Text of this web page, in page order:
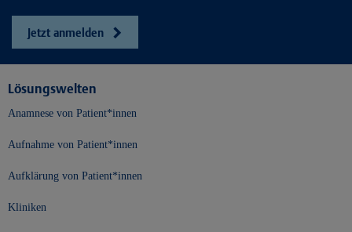
Jetzt anmelden
Lösungswelten
Anamnese von Patient*innen
Aufnahme von Patient*innen
Aufklärung von Patient*innen
Kliniken